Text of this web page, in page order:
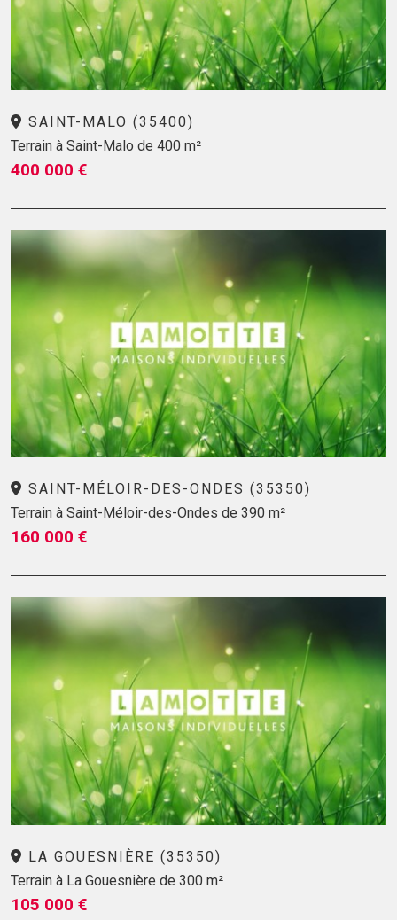
SAINT-MALO (35400)
Terrain à Saint-Malo de 400 m²
400 000 €
SAINT-MÉLOIR-DES-ONDES (35350)
Terrain à Saint-Méloir-des-Ondes de 390 m²
160 000 €
LA GOUESNIÈRE (35350)
Terrain à La Gouesnière de 300 m²
105 000 €